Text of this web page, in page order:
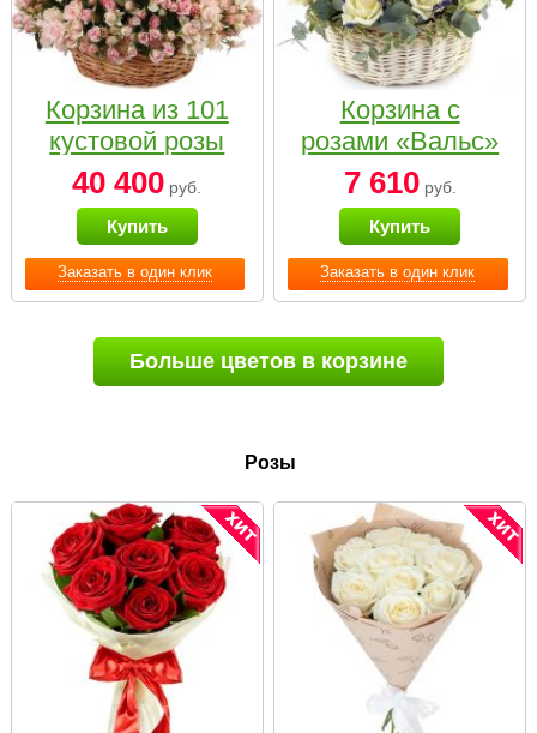
Заказать в один клик
Корзина из 101
кустовой розы
нежных тонов
40 400 руб.
Купить
Заказать в один клик
Корзина с
розами «Вальс»
7 610руб.
Купить
Больше цветов в корзине
Розы